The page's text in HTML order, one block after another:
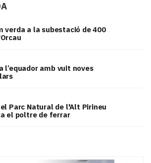
verda a la subestació de 400
l’equador amb vuit noves
Parc Natural de l'Alt Pirineu
el poltre de ferrar